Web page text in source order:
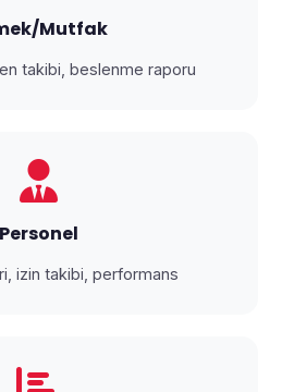
Mutfak
takibi, beslenme raporu
Personel
izin takibi, performans